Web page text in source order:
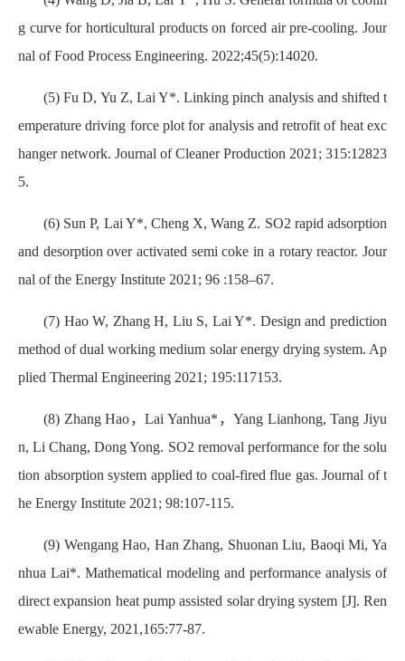
g curve for horticultural products on forced air pre‐cooling. Jour
nal of Food Process Engineering. 2022;45(5):14020.
(5) Fu D, Yu Z, Lai Y*. Linking pinch analysis and shifted t
emperature driving force plot for analysis and retrofit of heat exc
hanger network. Journal of Cleaner Production 2021; 315:12823
5.
(6) Sun P, Lai Y*, Cheng X, Wang Z. SO2 rapid adsorption
and desorption over activated semi coke in a rotary reactor. Jour
nal of the Energy Institute 2021; 96 :158–67.
(7) Hao W, Zhang H, Liu S, Lai Y*. Design and prediction
method of dual working medium solar energy drying system. Ap
plied Thermal Engineering 2021; 195:117153.
(8) Zhang Hao，Lai Yanhua*，Yang Lianhong, Tang Jiyu
n, Li Chang, Dong Yong. SO2 removal performance for the solu
tion absorption system applied to coal-fired flue gas. Journal of t
he Energy Institute 2021; 98:107-115.
(9) Wengang Hao, Han Zhang, Shuonan Liu, Baoqi Mi, Ya
nhua Lai*. Mathematical modeling and performance analysis of
direct expansion heat pump assisted solar drying system [J]. Ren
ewable Energy, 2021,165:77-87.